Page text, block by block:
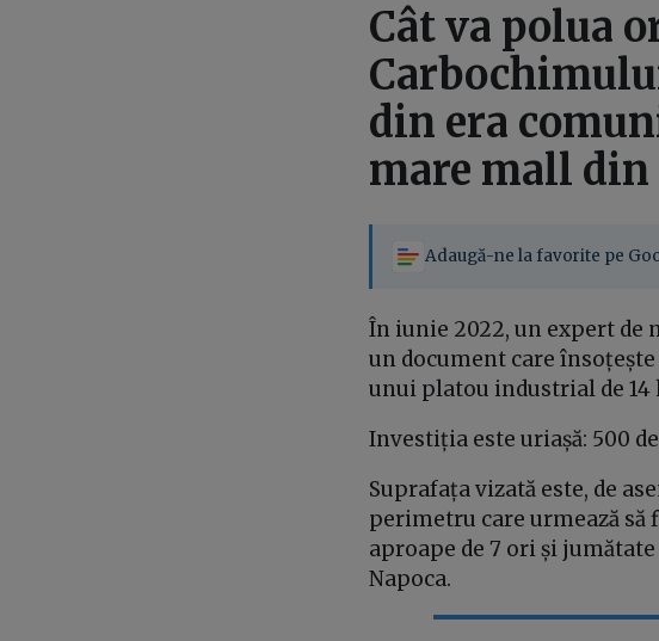
Cât va polua
din era
mare mall din
Adaugă-ne la favorite pe
În iunie 2022, un expert de
un document care
unui platou industrial de
Investiția este uriașă: 500
Suprafața vizată este, de
perimetru care urmează să
aproape de 7 ori și
Napoca.